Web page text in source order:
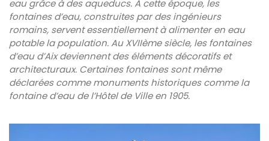
eau grâce à des aqueducs. A cette époque, les
fontaines d’eau, construites par des ingénieurs
romains, servent essentiellement à alimenter en eau
potable la population. Au XVIIème siècle, les fontaines
d’eau d’Aix deviennent des éléments décoratifs et
architecturaux. Certaines fontaines sont même
déclarées comme monuments historiques comme la
fontaine d’eau de l’Hôtel de Ville en 1905.